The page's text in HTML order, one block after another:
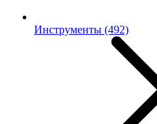
Инструменты (492)